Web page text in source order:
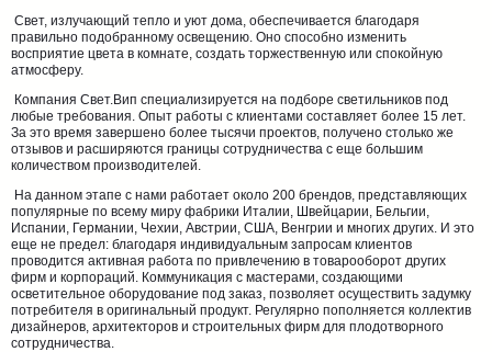
Свет, излучающий тепло и уют дома, обеспечивается благодаря
правильно подобранному освещению. Оно способно изменить
восприятие цвета в комнате, создать торжественную или спокойную
атмосферу.
Компания Свет.Вип специализируется на подборе светильников под
любые требования. Опыт работы с клиентами составляет более 15 лет.
За это время завершено более тысячи проектов, получено столько же
отзывов и расширяются границы сотрудничества с еще большим
количеством производителей.
На данном этапе с нами работает около 200 брендов, представляющих
популярные по всему миру фабрики Италии, Швейцарии, Бельгии,
Испании, Германии, Чехии, Австрии, США, Венгрии и многих других. И это
еще не предел: благодаря индивидуальным запросам клиентов
проводится активная работа по привлечению в товарооборот других
фирм и корпораций. Коммуникация с мастерами, создающими
осветительное оборудование под заказ, позволяет осуществить задумку
потребителя в оригинальный продукт. Регулярно пополняется коллектив
дизайнеров, архитекторов и строительных фирм для плодотворного
сотрудничества.